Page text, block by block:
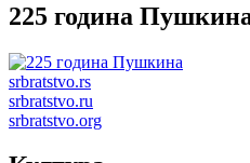
225 година
srbratstvo.rs
srbratstvo.ru
srbratstvo.org